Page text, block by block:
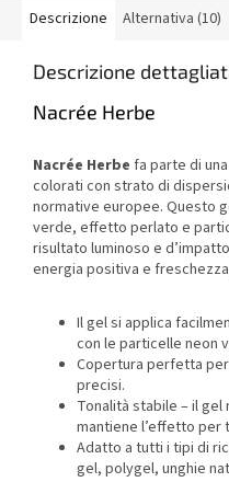
Descrizione Alternativa (10)
Descrizione
Nacrée Herbe
Nacrée Herbe fa parte di
colorati con strato di
normative europee. Questo
verde, effetto perlato e
risultato luminoso e
energia positiva e
Il gel si applica
con le particelle neon
Copertura perfetta
precisi.
Tonalità stabile – il
mantiene l’effetto per
Adatto a tutti i tipi di
gel, polygel, unghie